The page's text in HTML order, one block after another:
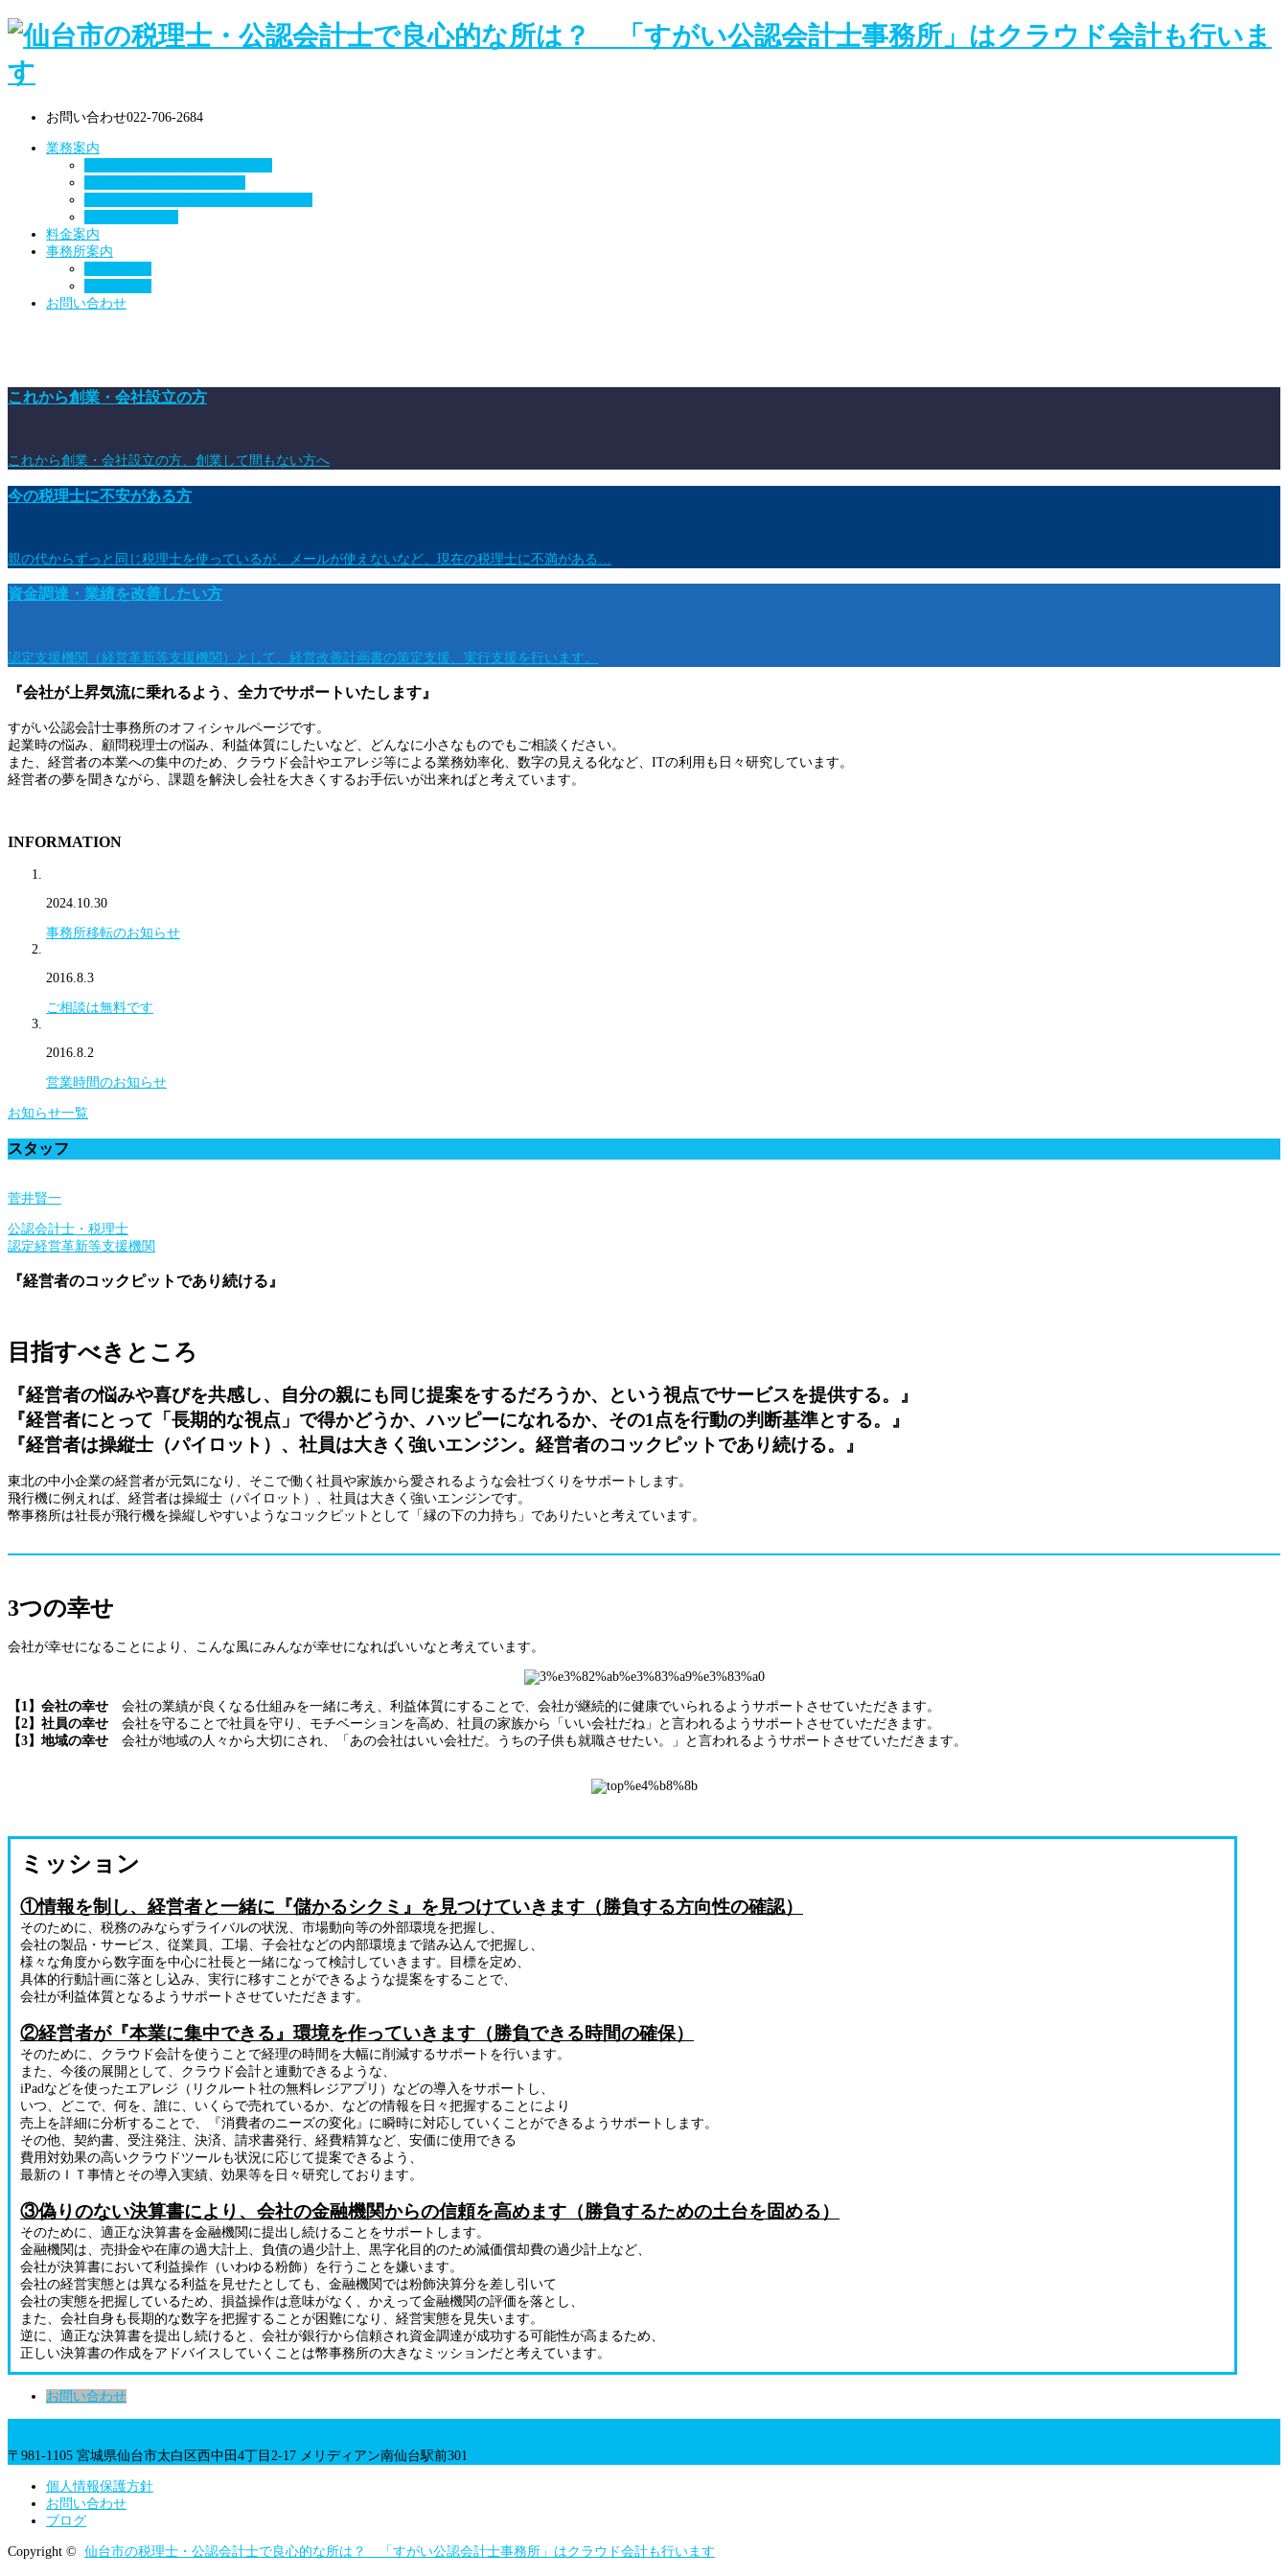
お問い合わせ022-706-2684
業務案内
料金案内
事務所案内
お問い合わせ
これから創業・会社設立の方
これから創業・会社設立の方、創業して間もない方へ
今の税理士に不安がある方
親の代からずっと同じ税理士を使っているが、メールが使えないなど、現在の税理士に不満がある…
資金調達・業績を改善したい方
認定支援機関（経営革新等支援機関）として、経営改善計画書の策定支援、実行支援を行います。
『会社が上昇気流に乗れるよう、全力でサポートいたします』
すがい公認会計士事務所のオフィシャルページです。
起業時の悩み、顧問税理士の悩み、利益体質にしたいなど、どんなに小さなものでもご相談ください。
また、経営者の本業への集中のため、クラウド会計やエアレジ等による業務効率化、数字の見える化など、ITの利用も日々研究しています。
経営者の夢を聞きながら、課題を解決し会社を大きくするお手伝いが出来ればと考えています。
INFORMATION
2024.10.30
事務所移転のお知らせ
2016.8.3
ご相談は無料です
2016.8.2
営業時間のお知らせ
お知らせ一覧
スタッフ
菅井賢一
公認会計士・税理士
認定経営革新等支援機関
『経営者のコックピットであり続ける』
目指すべきところ
『経営者の悩みや喜びを共感し、自分の親にも同じ提案をするだろうか、という視点でサービスを提供する。』
『経営者にとって「長期的な視点」で得かどうか、ハッピーになれるか、その1点を行動の判断基準とする。』
『経営者は操縦士（パイロット）、社員は大きく強いエンジン。経営者のコックピットであり続ける。』
東北の中小企業の経営者が元気になり、そこで働く社員や家族から愛されるような会社づくりをサポートします。
飛行機に例えれば、経営者は操縦士（パイロット）、社員は大きく強いエンジンです。
幣事務所は社長が飛行機を操縦しやすいようなコックピットとして「縁の下の力持ち」でありたいと考えています。
3つの幸せ
会社が幸せになることにより、こんな風にみんなが幸せになればいいなと考えています。
【1】会社の幸せ 会社の業績が良くなる仕組みを一緒に考え、利益体質にすることで、会社が継続的に健康でいられるようサポートさせていただきます。
【2】社員の幸せ 会社を守ることで社員を守り、モチベーションを高め、社員の家族から「いい会社だね」と言われるようサポートさせていただきます。
【3】地域の幸せ 会社が地域の人々から大切にされ、「あの会社はいい会社だ。うちの子供も就職させたい。」と言われるようサポートさせていただきます。
ミッション
①情報を制し、経営者と一緒に『儲かるシクミ』を見つけていきます（勝負する方向性の確認）
そのために、税務のみならずライバルの状況、市場動向等の外部環境を把握し、
会社の製品・サービス、従業員、工場、子会社などの内部環境まで踏み込んで把握し、
様々な角度から数字面を中心に社長と一緒になって検討していきます。目標を定め、
具体的行動計画に落とし込み、実行に移すことができるような提案をすることで、
会社が利益体質となるようサポートさせていただきます。
②経営者が『本業に集中できる』環境を作っていきます（勝負できる時間の確保）
そのために、クラウド会計を使うことで経理の時間を大幅に削減するサポートを行います。
また、今後の展開として、クラウド会計と連動できるような、
iPadなどを使ったエアレジ（リクルート社の無料レジアプリ）などの導入をサポートし、
いつ、どこで、何を、誰に、いくらで売れているか、などの情報を日々把握することにより
売上を詳細に分析することで、『消費者のニーズの変化』に瞬時に対応していくことができるようサポートします。
その他、契約書、受注発注、決済、請求書発行、経費精算など、安価に使用できる
費用対効果の高いクラウドツールも状況に応じて提案できるよう、
最新のＩＴ事情とその導入実績、効果等を日々研究しております。
③偽りのない決算書により、会社の金融機関からの信頼を高めます（勝負するための土台を固める）
そのために、適正な決算書を金融機関に提出し続けることをサポートします。
金融機関は、売掛金や在庫の過大計上、負債の過少計上、黒字化目的のため減価償却費の過少計上など、
会社が決算書において利益操作（いわゆる粉飾）を行うことを嫌います。
会社の経営実態とは異なる利益を見せたとしても、金融機関では粉飾決算分を差し引いて
会社の実態を把握しているため、損益操作は意味がなく、かえって金融機関の評価を落とし、
また、会社自身も長期的な数字を把握することが困難になり、経営実態を見失います。
逆に、適正な決算書を提出し続けると、会社が銀行から信頼され資金調達が成功する可能性が高まるため、
正しい決算書の作成をアドバイスしていくことは幣事務所の大きなミッションだと考えています。
お問い合わせ
〒981-1105 宮城県仙台市太白区西中田4丁目2-17 メリディアン南仙台駅前301
個人情報保護方針
お問い合わせ
ブログ
Copyright © 仙台市の税理士・公認会計士で良心的な所は？ 「すがい公認会計士事務所」はクラウド会計も行います